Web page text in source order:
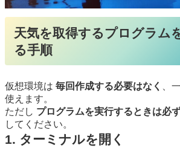
天気を取得するプログラム
る手順
仮想環境は 毎回作成する必要はなく
、
使えます。
ただし プログラムを実行するときは必
してください。
1. ターミナルを開く